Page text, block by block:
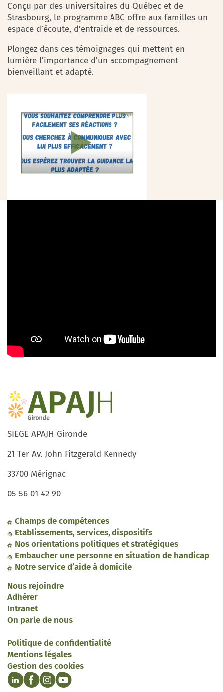
Conçu par des universitaires du Québec et de
Strasbourg, le programme ABC offre aux familles un
espace d’écoute, d’entraide et de ressources.
Plongez dans ces témoignages qui mettent en
lumière l’importance d’un accompagnement
bienveillant et adapté.
SIEGE APAJH Gironde
21 Ter Av. John Fitzgerald Kennedy
33700 Mérignac
05 56 01 42 90
Champs de compétences
Etablissements, services, dispositifs
Nos orientations politiques et stratégiques
Embaucher une personne en situation de handicap
Notre service d’aide à domicile
Nous rejoindre
Adhérer
Intranet
On parle de nous
Politique de confidentialité
Mentions légales
Gestion des cookies